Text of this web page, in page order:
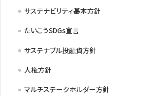
サステナビリティ基本方針
たいこうSDGs宣言
サステナブル投融資方針
人権方針
マルチステークホルダー方針